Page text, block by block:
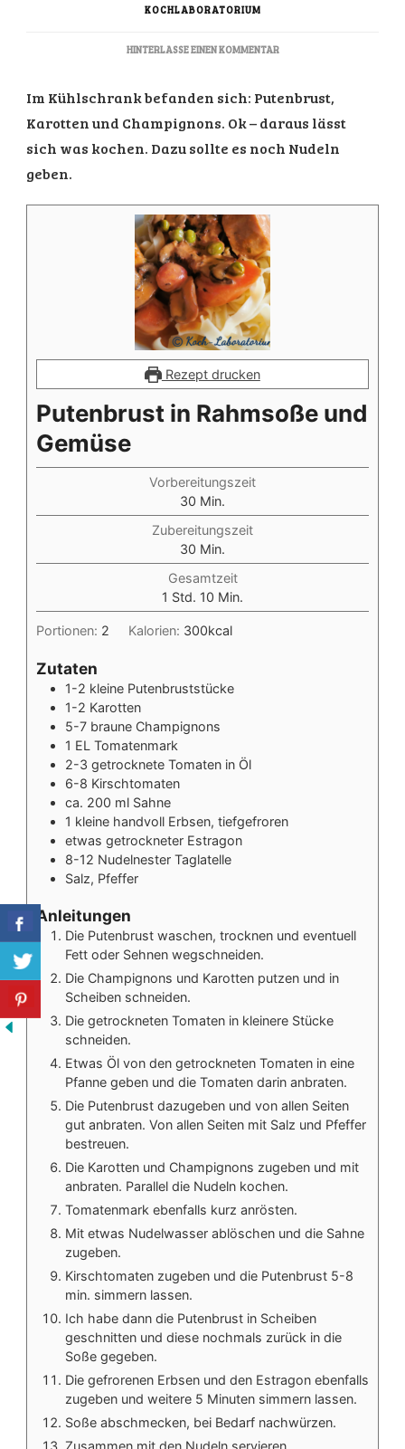
KOCHLABORATORIUM
HINTERLASSE EINEN KOMMENTARZU
RAHMSOSSE U
EMÜSE
Im Kühlschrank befanden sich: Putenbrust,
Karotten und Champignons. Ok – daraus lässt
sich was kochen. Dazu sollte es noch Nudeln
geben.
Rezept drucken
Putenbrust in Rahmsoße und
Gemüse
Vorbereitungszeit
30 Minuten
Min.
Zubereitungszeit
30 Minuten
Min.
Gesamtzeit
1 Stunde
Std. 10 Minuten
Min.
Portionen: 2 Kalorien: 300kcal
Zutaten
1-2 kleine Putenbruststücke
1-2 Karotten
5-7 braune Champignons
1 EL Tomatenmark
2-3 getrocknete Tomaten in Öl
6-8 Kirschtomaten
ca. 200 ml Sahne
1 kleine handvoll Erbsen, tiefgefroren
etwas getrockneter Estragon
8-12 Nudelnester Taglatelle
Salz, Pfeffer
Anleitungen
Die Putenbrust waschen, trocknen und eventuell
Fett oder Sehnen wegschneiden.
Die Champignons und Karotten putzen und in
Scheiben schneiden.
Die getrockneten Tomaten in kleinere Stücke
schneiden.
Etwas Öl von den getrockneten Tomaten in eine
Pfanne geben und die Tomaten darin anbraten.
Die Putenbrust dazugeben und von allen Seiten
gut anbraten. Von allen Seiten mit Salz und Pfeffer
bestreuen.
Die Karotten und Champignons zugeben und mit
anbraten. Parallel die Nudeln kochen.
Tomatenmark ebenfalls kurz anrösten.
Mit etwas Nudelwasser ablöschen und die Sahne
zugeben.
Kirschtomaten zugeben und die Putenbrust 5-8
min. simmern lassen.
Ich habe dann die Putenbrust in Scheiben
geschnitten und diese nochmals zurück in die
Soße gegeben.
Die gefrorenen Erbsen und den Estragon ebenfalls
zugeben und weitere 5 Minuten simmern lassen.
Soße abschmecken, bei Bedarf nachwürzen.